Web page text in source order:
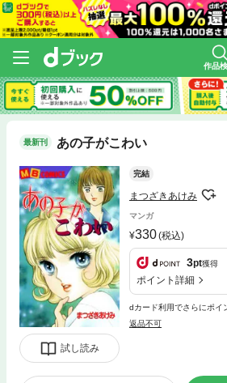
作品
最新刊 あの子がこわい
試し読み
完結
まつざきあけみ
マンガ
330(税込)
3pt獲得
ポイント詳細
dカード利用でさらにポイ
返品不可